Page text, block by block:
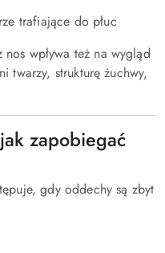
trafiające do płuc
wpływa też na wygląd
twarzy, strukturę żuchwy,
zapobiegać
gdy oddechy są zbyt